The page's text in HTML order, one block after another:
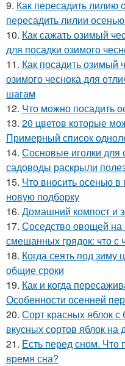
9. Как пересадить лилию
пересадить лилии
10. Как сажать озимый
для посадки озимого
11. Как посадить озимый
озимого чеснока для
шагам
12. Что можно посадить
13. 20 цветов которые
Примерный список
14. Сосновые иголки для
садоводы раскрыли
15. Что вносить осенью в
новую подборку
16. Домашний компост и
17. Соседство овощей
смешанных грядок: что с
18. Когда сеять под зиму
общие сроки
19. Как и когда
Особенности осенней
20. Сорт красных яблок
вкусных сортов яблок
21. Есть перед сном. Что
время сна?